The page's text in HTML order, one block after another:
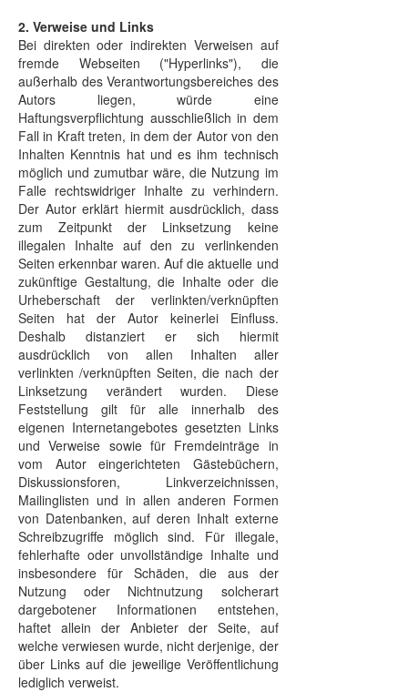
2. Verweise und Links
Bei direkten oder indirekten Verweisen auf
fremde Webseiten ("Hyperlinks"), die
außerhalb des Verantwortungsbereiches des
Autors liegen, würde eine
Haftungsverpflichtung ausschließlich in dem
Fall in Kraft treten, in dem der Autor von den
Inhalten Kenntnis hat und es ihm technisch
möglich und zumutbar wäre, die Nutzung im
Falle rechtswidriger Inhalte zu verhindern.
Der Autor erklärt hiermit ausdrücklich, dass
zum Zeitpunkt der Linksetzung keine
illegalen Inhalte auf den zu verlinkenden
Seiten erkennbar waren. Auf die aktuelle und
zukünftige Gestaltung, die Inhalte oder die
Urheberschaft der verlinkten/verknüpften
Seiten hat der Autor keinerlei Einfluss.
Deshalb distanziert er sich hiermit
ausdrücklich von allen Inhalten aller
verlinkten /verknüpften Seiten, die nach der
Linksetzung verändert wurden. Diese
Feststellung gilt für alle innerhalb des
eigenen Internetangebotes gesetzten Links
und Verweise sowie für Fremdeinträge in
vom Autor eingerichteten Gästebüchern,
Diskussionsforen, Linkverzeichnissen,
Mailinglisten und in allen anderen Formen
von Datenbanken, auf deren Inhalt externe
Schreibzugriffe möglich sind. Für illegale,
fehlerhafte oder unvollständige Inhalte und
insbesondere für Schäden, die aus der
Nutzung oder Nichtnutzung solcherart
dargebotener Informationen entstehen,
haftet allein der Anbieter der Seite, auf
welche verwiesen wurde, nicht derjenige, der
über Links auf die jeweilige Veröffentlichung
lediglich verweist.